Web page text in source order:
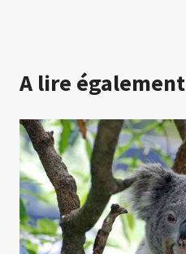
A lire également